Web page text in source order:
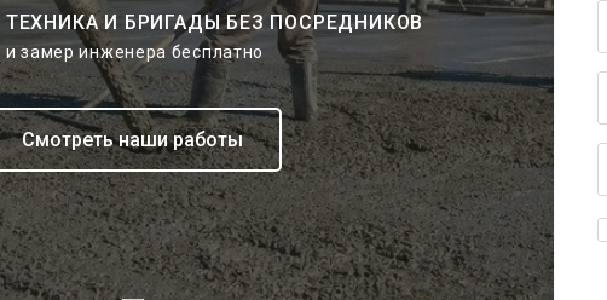
И БРИГАДЫ БЕЗ ПОСРЕДНИКОВ
замер инженера бесплатно
Смотреть наши работы